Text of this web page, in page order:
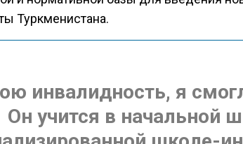
Туркменистана.
инвалидность, я
учится в начальной